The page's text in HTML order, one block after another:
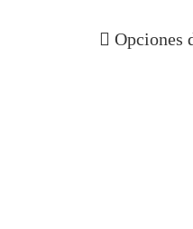
 Opciones